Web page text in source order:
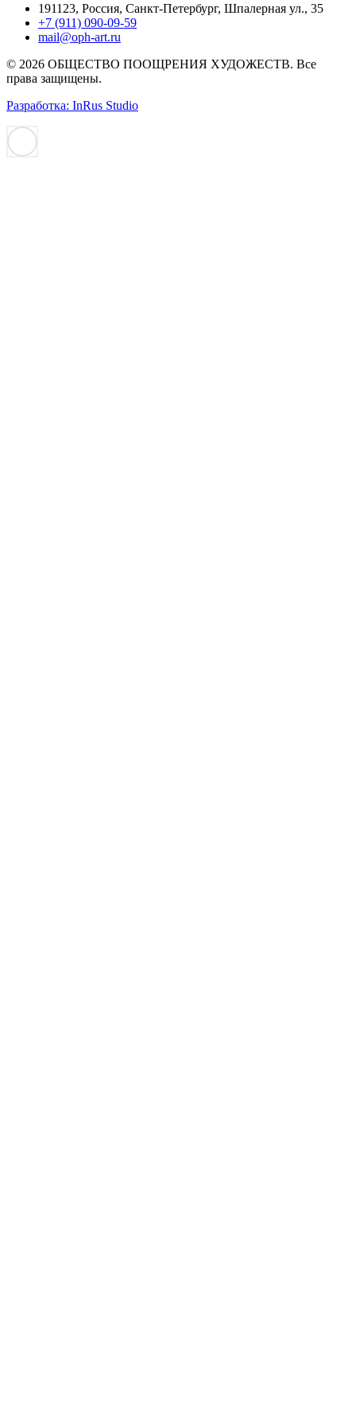
191123, Россия, Санкт-Петербург, Шпалерная ул., 35
+7 (911) 090-09-59
mail@oph-art.ru
© 2026 ОБЩЕСТВО ПООЩРЕНИЯ ХУДОЖЕСТВ. Все
права защищены.
Разработка: InRus Studio